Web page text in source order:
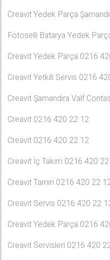
Creavit Yedek Parça
Fotoselli Batarya Yedek
Creavit Yedek Parça 0216
Creavit Yetkili Servis 0216
Creavit Şamandıra Valf
Creavit 0216 420 22 12
Creavit 0216 420 22 12
Creavit İç Takım 0216 420
Creavit Tamiri 0216 420 22
Creavit Servis 0216 420 22
Creavit Yedek Parça 0216
Creavit Servisleri 0216 420